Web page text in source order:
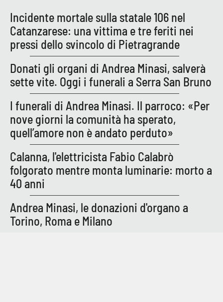
RUBRICHE
Good Morning Vietnam
Parchi Marini Calabria
Leggendo Alvaro insieme
Imprese Di Calabria
Le perfidie di Antonella Grippo
Venti di comunicazione
STREAMING
Incidente mortale sulla statale 106 nel
Catanzarese: una vittima e tre feriti nei
pressi dello svincolo di Pietragrande
Donati gli organi di Andrea Minasi, salverà
sette vite. Oggi i funerali a Serra San Bruno
I funerali di Andrea Minasi. Il parroco: «Per
nove giorni la comunità ha sperato,
quell’amore non è andato perduto»
Calanna, l'elettricista Fabio Calabrò
folgorato mentre monta luminarie: morto a
40 anni
Andrea Minasi, le donazioni d'organo a
Torino, Roma e Milano